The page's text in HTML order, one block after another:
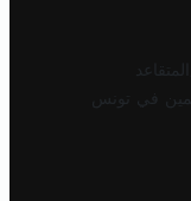
في تونس